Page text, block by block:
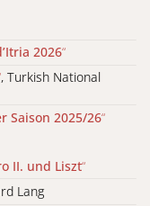
2026“
, Turkish National
Saison 2025/26“
II. und Liszt“
Lang